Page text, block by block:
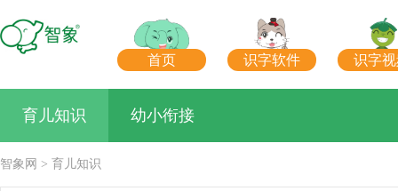
首页 识字软件 识字
育儿知识 幼小衔接
智象网 > 育儿知识